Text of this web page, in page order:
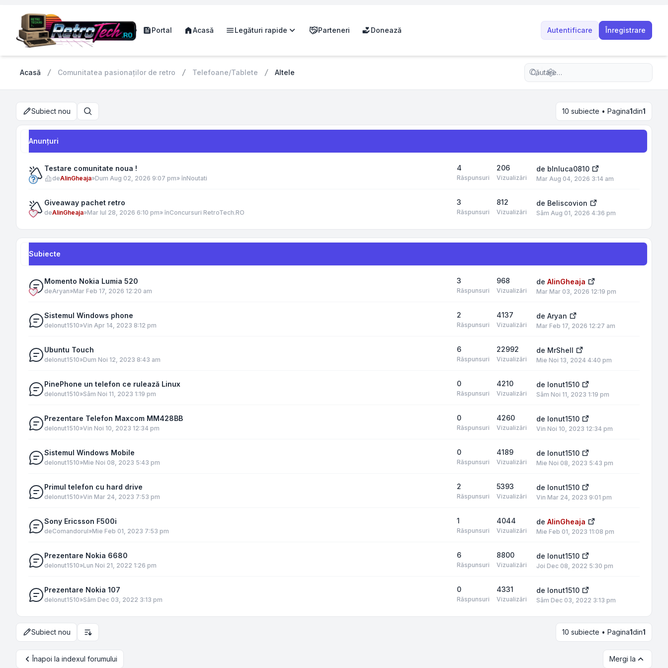
Portal Acasă Legături rapide Parteneri Donează Autentificare Înregistrare
Acasă Comunitatea pasionaților de retro Telefoane/Tablete Altele Căutare avansată
Subiect nou Căutare 10 subiecte • Pagina1din1
Anunţuri
Testare comunitate noua !
deAlinGheaja»Dum Aug 02, 2026 9:07 pm» înNoutati
4
Răspunsuri
206
Vizualizări
de blnluca0810
Mar Aug 04, 2026 3:14 am
Giveaway pachet retro
deAlinGheaja»Mar Iul 28, 2026 6:10 pm» înConcursuri RetroTech.RO
3
Răspunsuri
812
Vizualizări
de Beliscovion
Sâm Aug 01, 2026 4:36 pm
Subiecte
Momento Nokia Lumia 520
deAryan»Mar Feb 17, 2026 12:20 am
3
Răspunsuri
968
Vizualizări
de AlinGheaja
Mar Mar 03, 2026 12:19 pm
Sistemul Windows phone
deIonut1510»Vin Apr 14, 2023 8:12 pm
2
Răspunsuri
4137
Vizualizări
de Aryan
Mar Feb 17, 2026 12:27 am
Ubuntu Touch
deIonut1510»Dum Noi 12, 2023 8:43 am
6
Răspunsuri
22992
Vizualizări
de MrShell
Mie Noi 13, 2024 4:40 pm
PinePhone un telefon ce rulează Linux
deIonut1510»Sâm Noi 11, 2023 1:19 pm
0
Răspunsuri
4210
Vizualizări
de Ionut1510
Sâm Noi 11, 2023 1:19 pm
Prezentare Telefon Maxcom MM428BB
deIonut1510»Vin Noi 10, 2023 12:34 pm
0
Răspunsuri
4260
Vizualizări
de Ionut1510
Vin Noi 10, 2023 12:34 pm
Sistemul Windows Mobile
deIonut1510»Mie Noi 08, 2023 5:43 pm
0
Răspunsuri
4189
Vizualizări
de Ionut1510
Mie Noi 08, 2023 5:43 pm
Primul telefon cu hard drive
deIonut1510»Vin Mar 24, 2023 7:53 pm
2
Răspunsuri
5393
Vizualizări
de Ionut1510
Vin Mar 24, 2023 9:01 pm
Sony Ericsson F500i
deComandorul»Mie Feb 01, 2023 7:53 pm
1
Răspunsuri
4044
Vizualizări
de AlinGheaja
Mie Feb 01, 2023 11:08 pm
Prezentare Nokia 6680
deIonut1510»Lun Noi 21, 2022 1:26 pm
6
Răspunsuri
8800
Vizualizări
de Ionut1510
Joi Dec 08, 2022 5:30 pm
Prezentare Nokia 107
deIonut1510»Sâm Dec 03, 2022 3:13 pm
0
Răspunsuri
4331
Vizualizări
de Ionut1510
Sâm Dec 03, 2022 3:13 pm
Subiect nou Opțiuni de sortare și afișare 10 subiecte • Pagina1din1
Înapoi la indexul forumului Mergi la